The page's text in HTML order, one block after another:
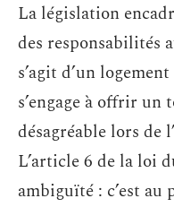
La législation
des responsabilités
s’agit d’un
s’engage à offrir
désagréable lors de
L’article 6 de la loi
ambiguïté : c’est